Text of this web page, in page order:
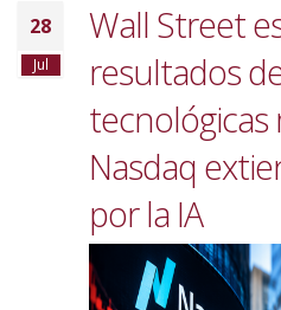
28
Jul
Wall Street
resultados
tecnológicas
Nasdaq
por la IA